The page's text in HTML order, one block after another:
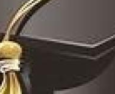
الدراسات
عن قطاع
المصاريف